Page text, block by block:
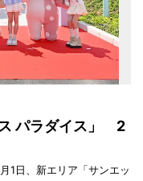
パラダイス」 2
1日、新エリア「サンエッ